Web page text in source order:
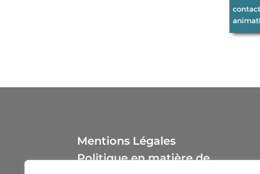
Mentions Légales
Politique en matière de